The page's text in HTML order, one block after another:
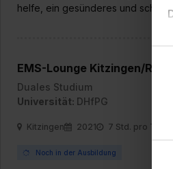
helfe, ein gesünderes und
EMS-Lounge Kitzingen/
Duales Studium
Universität: DHfPG
Kitzingen 2021 7 Std. pro Tag
Noch in der Ausbildung